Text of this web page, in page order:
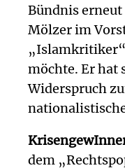
Bündnis erneut
Mölzer im
„Islamkritiker“
möchte. Er hat
Widerspruch
dem